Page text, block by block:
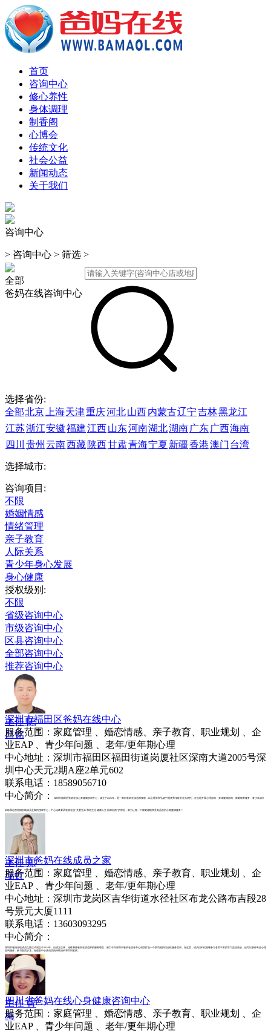
首页
咨询中心
修心养性
身体调理
制香阁
心博会
传统文化
社会公益
新闻动态
关于我们
咨询中心
> 咨询中心 > 筛选 >
全部
爸妈在线咨询中心
选择省份:
全部北京 上海天津重庆河北山西内蒙古辽宁吉林黑龙江
江苏浙江安徽福建江西山东河南湖北湖南 广东 广西海南
四川
贵州 云南西藏 陕西甘肃青海宁夏 新疆香港澳门 台湾
选择城市:
咨询项目:
不限
婚姻情感
情绪管理
亲子教育
人际关系
青少年身心发展
身心健康
授权级别:
不限
省级咨询中心
市级咨询中心
区县咨询中心
全部咨询中心
推荐咨询中心
主任 陈
昌铭
深圳市福田区爸妈在线中心
服务范围：家庭管理 、婚恋情感、亲子教育、职业规划 、企
业EAP 、青少年问题 、老年/更年期心理
中心地址：深圳市福田区福田街道岗厦社区深南大道2005号深
圳中心天元2期A座2单元602
联系电话：18589056710
中心简介：
深圳市福田区爸妈在线心身健康咨询中心，成立于2026年，是一家由爸妈在线总部授权，以心理学和弘扬中国优秀传统文化为依托，在当地开展心理咨询、身体健康咨询、家庭教育服务、青少年成长
训练和运营爸妈在线成员之家的授权中心，中心始终秉承爸妈在线“关爱生命 和谐生活 健康人生 回归自然”的宗旨，努力让每一个家庭都能享受高品质的心身健康服务！
主任 郑
瑞虹
深圳市爸妈在线成员之家
服务范围：家庭管理 、婚恋情感、亲子教育、职业规划 、企
业EAP 、青少年问题 、老年/更年期心理
中心地址：深圳市龙岗区吉华街道水径社区布龙公路布吉段28
号景元大厦1111
联系电话：13603093295
中心简介：
深圳市爸妈在线成员之家正式成立于2024年。自成立以来，始终秉持爸妈在线总部的服务理念，致力于为深圳市爸妈在线各中心成员打造一个多功能的综合性服务空间。在这里，成员们不仅能够参与各类丰富的学习交流活动，还可以获得专业心理
咨询服务，参与各类沙龙，促进各中心及成员的持续成长和共同发展。
主任 胥
梅
四川省爸妈在线心身健康咨询中心
服务范围：家庭管理 、婚恋情感、亲子教育、职业规划 、企
业EAP 、青少年问题 、老年/更年期心理